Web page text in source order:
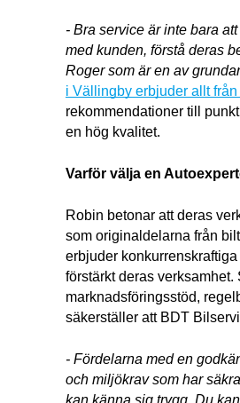
- Bra service är inte bara
med kunden, förstå deras
Roger som är en av
i Vällingby erbjuder allt
rekommendationer till
en hög kvalitet.
Varför välja en
Robin betonar att deras
som originaldelarna från
erbjuder konkurrenskraftiga
förstärkt deras
marknadsföringsstöd,
säkerställer att BDT
- Fördelarna med en
och miljökrav som har
kan känna sig trygg. Du